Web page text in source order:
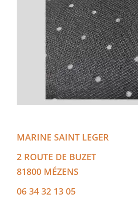
MARINE SAINT LEGER
2 ROUTE DE BUZET
81800 MÉZENS
06 34 32 13 05